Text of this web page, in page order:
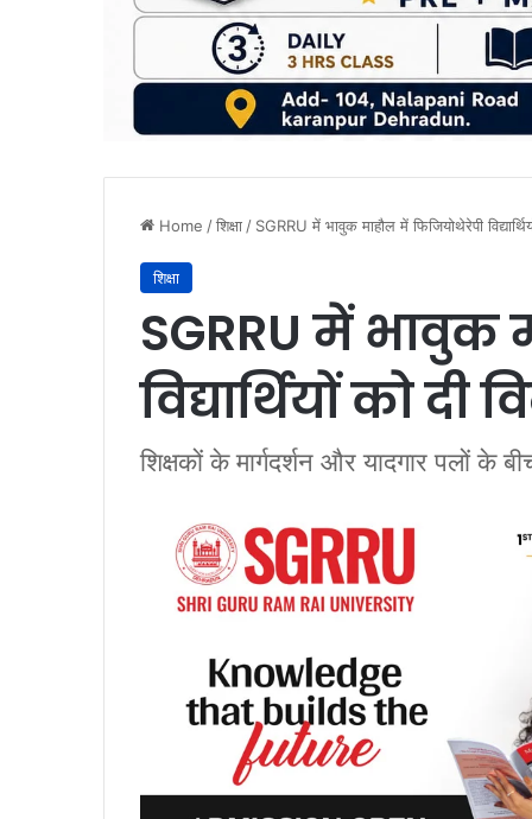
Home /शिक्षा/ SGRRU में भावुक माहौल में फिजियोथेरेपी
शिक्षा
SGRRU में भावुक
विद्यार्थियों को दी
शिक्षकों के मार्गदर्शन और यादगार पलों के